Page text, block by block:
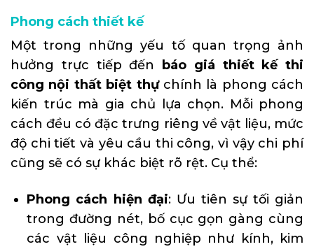
Phong cách thiết kế
Một trong những yếu tố quan trọng ảnh
hưởng trực tiếp đến báo giá thiết kế thi
công nội thất biệt thựchính là phong cách
kiến trúc mà gia chủ lựa chọn. Mỗi phong
cách đều có đặc trưng riêng về vật liệu, mức
độ chi tiết và yêu cầu thi công, vì vậy chi phí
cũng sẽ có sự khác biệt rõ rệt. Cụ thể:
Phong cách hiện đại: Ưu tiên sự tối giản
trong đường nét, bố cục gọn gàng cùng
các vật liệu công nghiệp như kính, kim